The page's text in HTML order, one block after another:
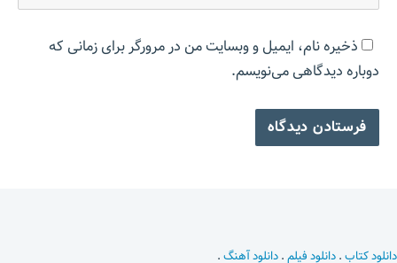
ذخیره نام، ایمیل و وبسایت من در مرورگر برای زمانی که
دوباره دیدگاهی می‌نویسم.
دانلود کتاب.دانلود فیلم.دانلود آهنگ.